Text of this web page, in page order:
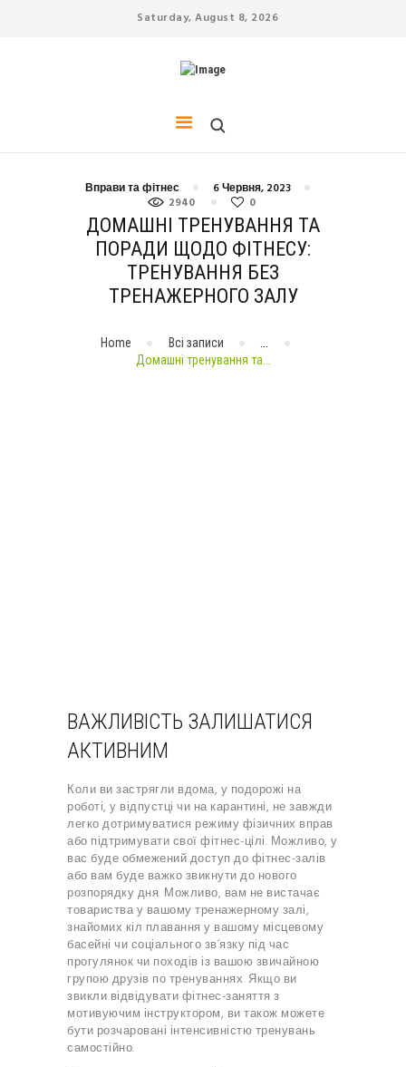
Saturday, August 8, 2026
Вправи та фітнес
6 Червня, 2023
2940
0
ДОМАШНІ ТРЕНУВАННЯ ТА
ПОРАДИ ЩОДО ФІТНЕСУ:
ТРЕНУВАННЯ БЕЗ
ТРЕНАЖЕРНОГО ЗАЛУ
Home Всі записи
Домашні тренування та...
СТРЕС
ЗДОРОВ’Я
ДОМАШНІ ТВАРИНИ
ВАЖЛИВІСТЬ ЗАЛИШАТИСЯ
АКТИВНИМ
Коли ви застрягли вдома, у подорожі на
роботі, у відпустці чи на карантині, не завжди
легко дотримуватися режиму фізичних вправ
або підтримувати свої фітнес-цілі. Можливо, у
вас буде обмежений доступ до фітнес-залів
або вам буде важко звикнути до нового
розпорядку дня. Можливо, вам не вистачає
товариства у вашому тренажерному залі,
знайомих кіл плавання у вашому місцевому
басейні чи соціального зв’язку під час
прогулянок чи походів із вашою звичайною
групою друзів по тренуваннях. Якщо ви
звикли відвідувати фітнес-заняття з
мотивуючим інструктором, ви також можете
бути розчаровані інтенсивністю тренувань
самостійно.